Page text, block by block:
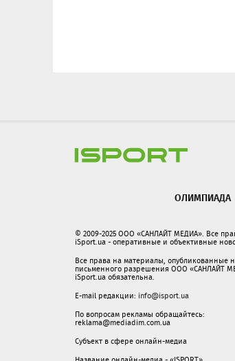
ОЛИМПИАДА
© 2009-2025 ООО «САНЛАЙТ МЕДИА». Все
iSport.ua - оперативные и объективные
Все права на материалы, опубликованные
письменного разрешения ООО «САНЛАЙТ
iSport.ua обязательна.
E-mail редакции: info@isport.ua
По вопросам рекламы обращайтесь:
reklama@mediadim.com.ua
Субъект в сфере онлайн-медиа